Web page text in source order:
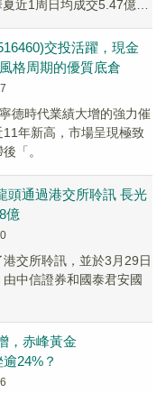
近1周日均成交5.47億
交投活躍，現金
格周期的優質底倉
德時代業績大增的強力催
年新高，市場呈現極致
「。
頭通過港交所聆訊 長光
億
交所聆訊，並於3月29日
中信證券和國泰君安國
，赤峰黃金
24%？